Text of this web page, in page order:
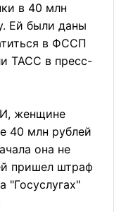
в 40 млн
Ей были даны
в ФССП
ТАСС в пресс-
женщине
40 млн рублей
она не
пришел штраф
"Госуслугах"